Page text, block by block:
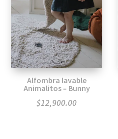
Alfombra lavable
Animalitos – Bunny
$12,900.00